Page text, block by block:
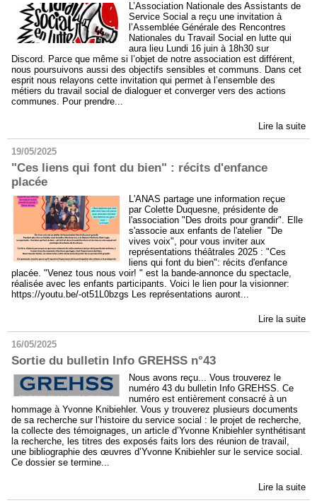
L’Association Nationale des Assistants de
Service Social a reçu une invitation à
l’Assemblée Générale des Rencontres
Nationales du Travail Social en lutte qui
aura lieu Lundi 16 juin à 18h30 sur
Discord. Parce que même si l’objet de notre association est différent,
nous poursuivons aussi des objectifs sensibles et communs. Dans cet
esprit nous relayons cette invitation qui permet à l’ensemble des
métiers du travail social de dialoguer et converger vers des actions
communes. Pour prendre...
Lire la suite
19/05/2025
"Ces liens qui font du bien" : récits d'enfance
placée
L'ANAS partage une information reçue
par Colette Duquesne, présidente de
l'association "Des droits pour grandir". Elle
s'associe aux enfants de l'atelier "De
vives voix", pour vous inviter aux
représentations théâtrales 2025 : "Ces
liens qui font du bien": récits d'enfance
placée. "Venez tous nous voir! " est la bande-annonce du spectacle,
réalisée avec les enfants participants. Voici le lien pour la visionner:
https://youtu.be/-ot51L0bzgs Les représentations auront...
Lire la suite
16/05/2025
Sortie du bulletin Info GREHSS n°43
Nous avons reçu... Vous trouverez le
numéro 43 du bulletin Info GREHSS. Ce
numéro est entièrement consacré à un
hommage à Yvonne Knibiehler. Vous y trouverez plusieurs documents
de sa recherche sur l’histoire du service social : le projet de recherche,
la collecte des témoignages, un article d’Yvonne Knibiehler synthétisant
la recherche, les titres des exposés faits lors des réunion de travail,
une bibliographie des œuvres d’Yvonne Knibiehler sur le service social.
Ce dossier se termine...
Lire la suite